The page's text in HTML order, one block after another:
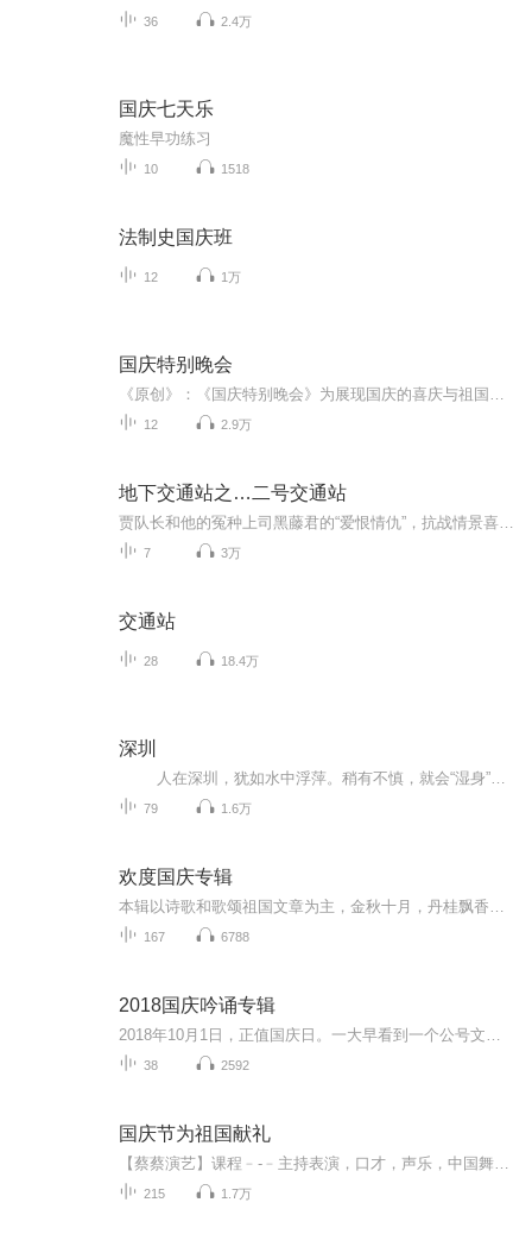
36 2.4万
国庆七天乐
魔性早功练习
10 1518
法制史国庆班
12 1万
国庆特别晚会
12 2.9万
地下交通站之…二号交通站
7 3万
交通站
28 18.4万
深圳
79 1.6万
欢度国庆专辑
167 6788
2018国庆吟诵专辑
38 2592
国庆节为祖国献礼
215 1.7万